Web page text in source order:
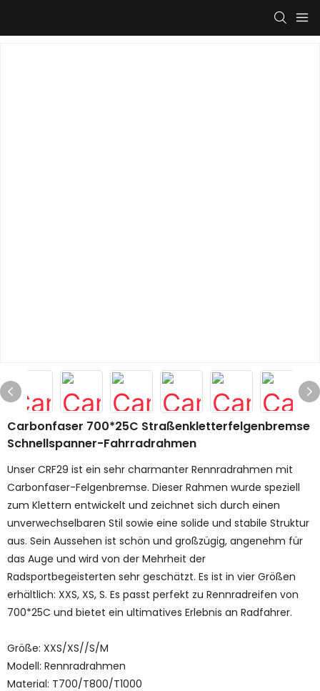
Carbonfaser 700*25C Straßenkletterfelgenbremse
Schnellspanner-Fahrradrahmen
Unser CRF29 ist ein sehr charmanter Rennradrahmen mit
Carbonfaser-Felgenbremse. Dieser Rahmen wurde speziell
zum Klettern entwickelt und zeichnet sich durch einen
unverwechselbaren Stil sowie eine solide und stabile Struktur
aus. Sein Aussehen ist schön und großzügig, angenehm für
das Auge und wird von der Mehrheit der
Radsportbegeisterten sehr geschätzt. Es ist in vier Größen
erhältlich: XXS, XS, S. Es passt perfekt zu Rennradreifen von
700*25C und bietet ein ultimatives Erlebnis an Radfahrer.
Größe: XXS/XS//S/M
Modell: Rennradrahmen
Material: T700/T800/T1000